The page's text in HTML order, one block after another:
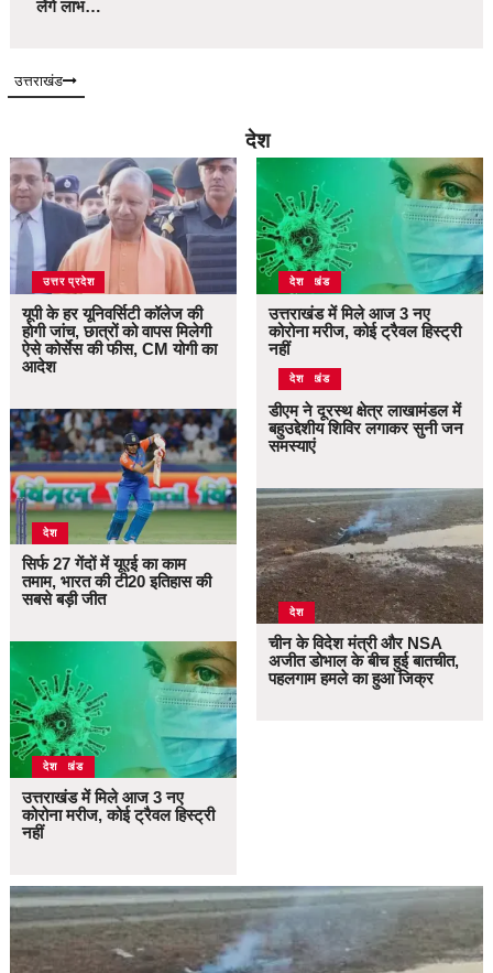
लेंगे लाभ…
उत्तराखंड
देश
उत्तर प्रदेश
यूपी के हर यूनिवर्सिटी कॉलेज की
होगी जांच, छात्रों को वापस मिलेगी
ऐसे कोर्सेस की फीस, CM योगी का
आदेश
देश
सिर्फ 27 गेंदों में यूएई का काम
तमाम, भारत की टी20 इतिहास की
सबसे बड़ी जीत
उत्तराखंड
देश
उत्तराखंड में मिले आज 3 नए
कोरोना मरीज, कोई ट्रैवल हिस्ट्री
नहीं
उत्तराखंड
देश
उत्तराखंड में मिले आज 3 नए
कोरोना मरीज, कोई ट्रैवल हिस्ट्री
नहीं
उत्तराखंड
देश
डीएम ने दूरस्थ क्षेत्र लाखामंडल में
बहुउद्देशीय शिविर लगाकर सुनी जन
समस्याएं
देश
चीन के विदेश मंत्री और NSA
अजीत डोभाल के बीच हुई बातचीत,
पहलगाम हमले का हुआ जिक्र